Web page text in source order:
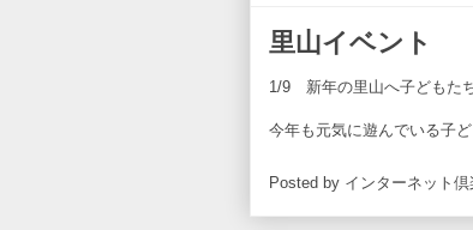
里山イベント
1/9 新年の里山へ子どもた
今年も元気に遊んでいる子
Posted by インターネット倶